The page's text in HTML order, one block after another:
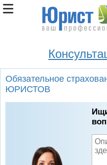
Обязательное
ЮРИСТОВ